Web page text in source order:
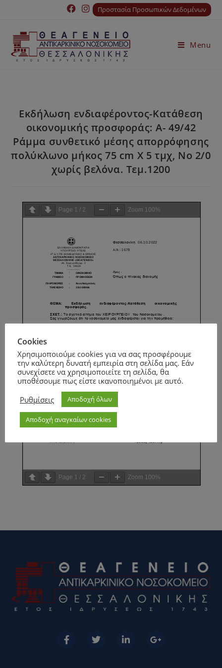
Προστασία Προσωπικών Δεδομένων
Menu
Εκδήλωση ενδιαφέροντος-Κατάθεση
οικονομικής προσφοράς: Α- 49/42
Ράμμα συνθετικό μέσης απορρόφησης
πολύκλωνο μήκος 75 cm Χ 5 τμχ, Νο 2/0
χωρίς βελόνα. Τεμ.1200
Page 1 / 2 Zoom 100%
Page 1 / 2 Zoom 100%
Cookies
Χρησιμοποιούμε cookies για να σας προσφέρουμε
την καλύτερη δυνατή εμπειρία στη σελίδα μας. Εάν
συνεχίσετε να χρησιμοποιείτε τη σελίδα, θα
υποθέσουμε πως είστε ικανοποιημένοι με αυτό.
Ρυθμίσεις
Αποδοχή όλων
Αποδοχή αναγκαίων cookies